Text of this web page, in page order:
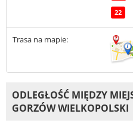
22
Trasa na mapie:
ODLEGŁOŚĆ MIĘDZY
GORZÓW WIELKOPOLSKI